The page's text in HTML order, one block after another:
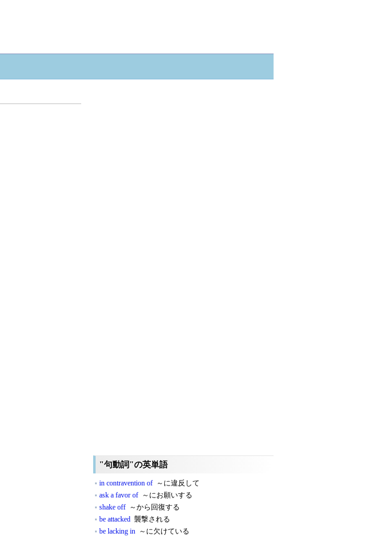
"句動詞"の英単語
in contravention of ～に違反して
ask a favor of ～にお願いする
shake off ～から回復する
be attacked 襲撃される
be lacking in ～に欠けている